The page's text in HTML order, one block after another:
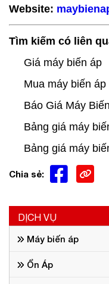
Website:
Tìm kiếm có liên
Giá máy biến áp
Mua máy biến áp
Báo Giá Máy
Bảng giá máy
Bảng giá máy
Chia sẻ:
DỊCH VỤ
Máy biến áp
Ổn Áp